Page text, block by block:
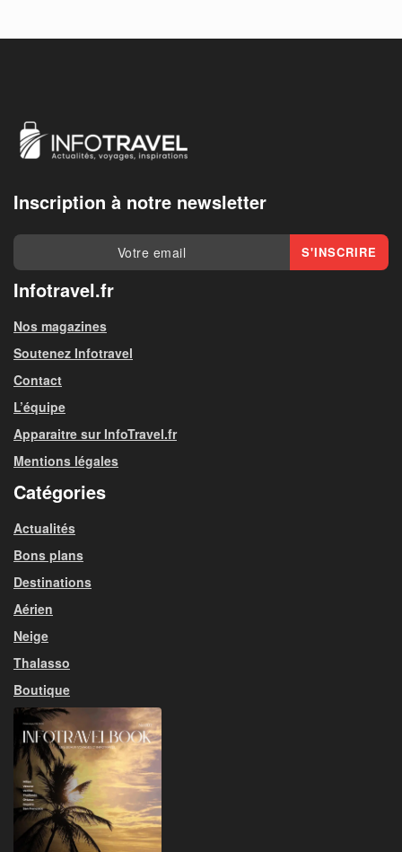
Inscription à notre newsletter
Infotravel.fr
Nos magazines
Soutenez Infotravel
Contact
L’équipe
Apparaitre sur InfoTravel.fr
Mentions légales
Catégories
Actualités
Bons plans
Destinations
Aérien
Neige
Thalasso
Boutique